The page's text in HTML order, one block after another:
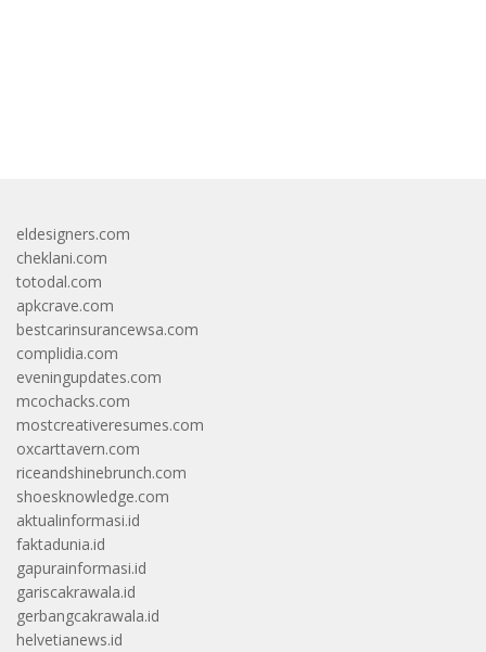
eldesigners.com
cheklani.com
totodal.com
apkcrave.com
bestcarinsurancewsa.com
complidia.com
eveningupdates.com
mcochacks.com
mostcreativeresumes.com
oxcarttavern.com
riceandshinebrunch.com
shoesknowledge.com
aktualinformasi.id
faktadunia.id
gapurainformasi.id
gariscakrawala.id
gerbangcakrawala.id
helvetianews.id